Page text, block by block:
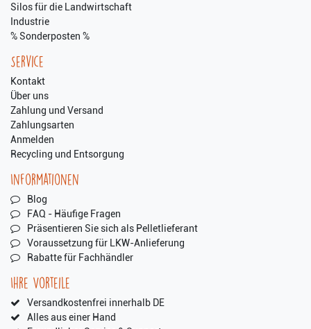
Silos für die Landwirtschaft
Industrie
% Sonderposten %
Service
Kontakt
Über uns
Zahlung und Versand
Zahlungsarten
Anmelden
Recycling und Entsorgung
Informationen
Blog
FAQ - Häufige Fragen
Präsentieren Sie sich als Pelletlieferant
Voraussetzung für LKW-Anlieferung
Rabatte für Fachhändler
Ihre Vorteile
Versandkostenfrei innerhalb DE
Alles aus einer Hand